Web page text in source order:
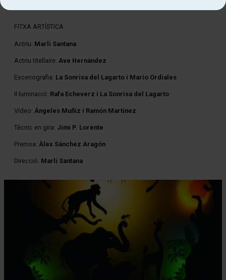
FITXA ARTÍSTICA
Actriu: Marli Santana
Actriu titellaire: Ave Hernández
Escenografia: La Sonrisa del Lagarto i Mario Ordiales
Il·luminació: Rafa Echeverz i La Sonrisa del Lagarto
Vídeo: Ángeles Muñiz i Ramón Martínez
Tècnic en gira: Jimi P. Lorente
Premsa: Àlex Sánchez Aragón
Direcció: Marli Santana